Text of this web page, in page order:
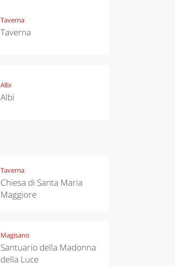
Taverna
Taverna
Albi
Albi
Taverna
Chiesa di Santa Maria
Maggiore
Magisano
Santuario della Madonna
della Luce